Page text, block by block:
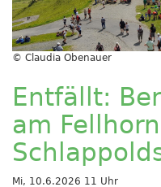
© Claudia Obenauer
Entfällt:
am
Mi, 10.6.2026 11 Uhr